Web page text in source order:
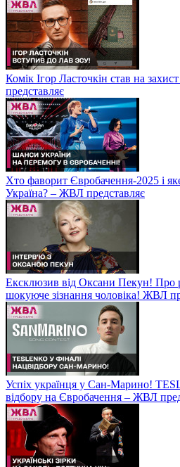
Комік Ігор Ласточкін став на
представляє
Хто фаворит Євробачення-2025 і
Україна? – ЖВЛ представляє
Ексклюзив від Оксани Пекун! Про
шокуюче зізнання чоловіка! ЖВЛ
Успіх українця у Сан-Марино!
відбору на Євробачення – ЖВЛ